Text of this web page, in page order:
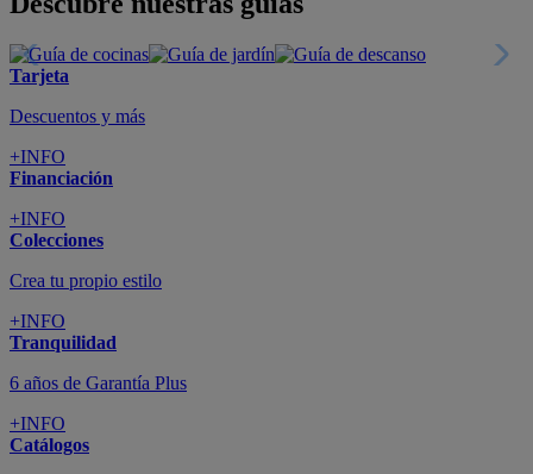
Tarjeta
Descuentos y más
+INFO
Financiación
+INFO
Colecciones
Crea tu propio estilo
+INFO
Tranquilidad
6 años de Garantía Plus
+INFO
Catálogos